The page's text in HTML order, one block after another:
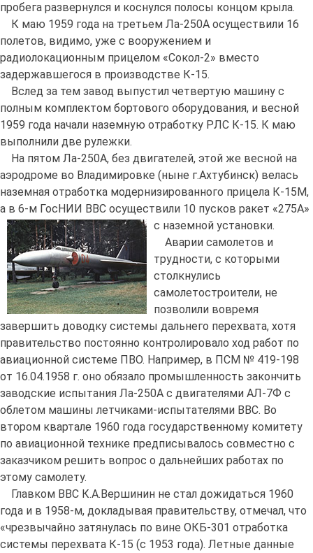
пробега развернулся и коснулся полосы концом крыла.
К маю 1959 года на третьем Ла-250А осуществили 16
полетов, видимо, уже с вооружением и
радиолокационным прицелом «Сокол-2» вместо
задержавшегося в производстве К-15.
Вслед за тем завод выпустил четвертую машину с
полным комплектом бортового оборудования, и весной
1959 года начали наземную отработку РЛС К-15. К маю
выполнили две рулежки.
На пятом Ла-250А, без двигателей, этой же весной на
аэродроме во Владимировке (ныне г.Ахтубинск) велась
наземная отработка модернизированного прицела К-15М,
а в 6-м ГосНИИ ВВС осуществили 10 пусков ракет «275А»
с наземной установки.
Аварии самолетов и
трудности, с которыми
столкнулись
самолетостроители, не
позволили вовремя
завершить доводку системы дальнего перехвата, хотя
правительство постоянно контролировало ход работ по
авиационной системе ПВО. Например, в ПСМ № 419-198
от 16.04.1958 г. оно обязало промышленность закончить
заводские испытания Ла-250А с двигателями АЛ-7Ф с
облетом машины летчиками-испытателями ВВС. Во
втором квартале 1960 года государственному комитету
по авиационной технике предписывалось совместно с
заказчиком решить вопрос о дальнейших работах по
этому самолету.
Главком ВВС К.А.Вершинин не стал дожидаться 1960
года и в 1958-м, докладывая правительству, отмечал, что
«чрезвычайно затянулась по вине ОКБ-301 отработка
системы перехвата К-15 (с 1953 года). Летные данные